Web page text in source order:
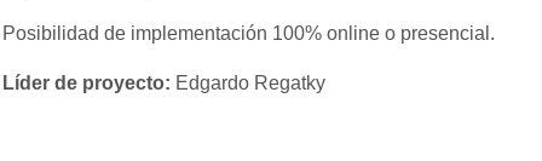
Posibilidad de implementación 100% online o presencial.
Líder de proyecto: Edgardo Regatky